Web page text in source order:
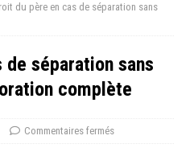
du père en cas de séparation sans
séparation sans
complète
Commentaires fermés